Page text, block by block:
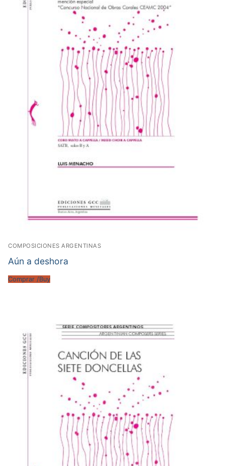
COMPOSICIONES ARGENTINAS
Aún a deshora
Comprar /Buy